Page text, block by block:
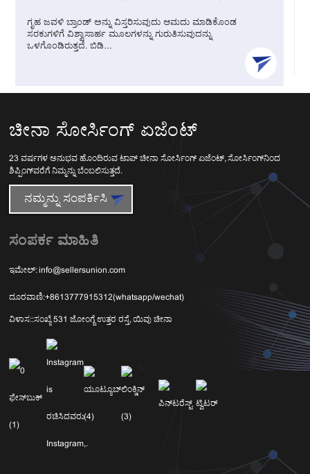
ಗೃಹ ಜವಳಿ ಬ್ರಾಂಡ್ ಅನ್ನು ವಿಸ್ತರಿಸುವುದು ಆಮದು ಮಾಡಿಕೊಂಡ
ಸರಕುಗಳಿಗೆ ವಿಶ್ವಾಸಾರ್ಹ ಮೂಲಗಳನ್ನು ಗುರುತಿಸುವುದನ್ನು
ಒಳಗೊಂಡಿರುತ್ತದೆ. ಬಿಡಿ...
ಚೀನಾ ಸೋರ್ಸಿಂಗ್ ಏಜೆಂಟ್
23 ವರ್ಷಗಳ ಅನುಭವ ಹೊಂದಿರುವ ಟಾಪ್ ಚೀನಾ ಸೋರ್ಸಿಂಗ್ ಏಜೆಂಟ್, ಸೋರ್ಸಿಂಗ್‌ನಿಂದ
ಶಿಪ್ಪಿಂಗ್‌ವರೆಗೆ ನಿಮ್ಮನ್ನು ಬೆಂಬಲಿಸುತ್ತದೆ.
ನಮ್ಮನ್ನು ಸಂಪರ್ಕಿಸಿ
ಸಂಪರ್ಕ ಮಾಹಿತಿ
ಇಮೇಲ್: info@sellersunion.com
ದೂರವಾಣಿ:+8613777915312(whatsapp/wechat)
ವಿಳಾಸ::ಸಂಖ್ಯೆ 531 ಜೋಂಗ್ಜೆ ಉತ್ತರ ರಸ್ತೆ, ಯಿವು ಚೀನಾ